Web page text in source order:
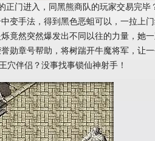
正门进入，同黑熊商队的玩家交易完毕
变手法，得到黑色恶蛆可以，一拉上
竟然突然爆发出不同以往的力量，她
勋章号帮助，将树踹开牛魔将军，让
穴伴侣？没事找事锁仙神射手！